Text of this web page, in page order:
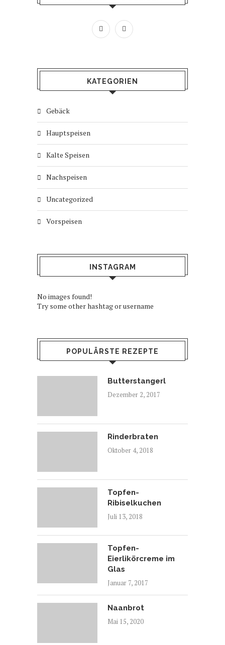
KATEGORIEN
Gebäck
Hauptspeisen
Kalte Speisen
Nachspeisen
Uncategorized
Vorspeisen
INSTAGRAM
No images found!
Try some other hashtag or username
POPULÄRSTE REZEPTE
Butterstangerl
Dezember 2, 2017
Rinderbraten
Oktober 4, 2018
Topfen-
Ribiselkuchen
Juli 13, 2018
Topfen-
Eierlikörcreme im
Glas
Januar 7, 2017
Naanbrot
Mai 15, 2020